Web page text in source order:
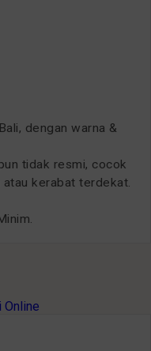
dengan warna &
tidak resmi, cocok
kerabat terdekat.